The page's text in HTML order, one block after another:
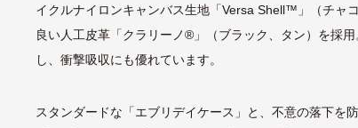
イクルナイロンキャンバス生地「Versa Shell™」（チャ
良い人工皮革「クラリーノ®」（ブラック、タン）を採
し、衝撃吸収にも優れています。
スタンダードな「エブリデイケース」と、不意の落下を